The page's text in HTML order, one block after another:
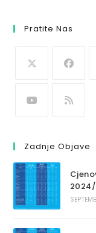
Pratite Nas
Zadnje Objave